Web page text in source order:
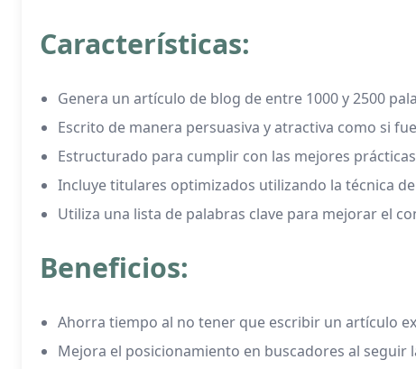
Características:
Genera un artículo de blog de entre 1000 y 2500
Escrito de manera persuasiva y atractiva como si
Estructurado para cumplir con las mejores prácticas
Incluye titulares optimizados utilizando la técnica
Utiliza una lista de palabras clave para mejorar el
Beneficios:
Ahorra tiempo al no tener que escribir un artículo
Mejora el posicionamiento en buscadores al seguir